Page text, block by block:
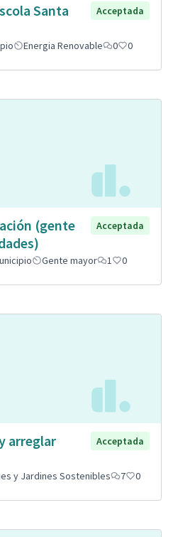
Santa
Acceptada
Energia Renovable 0 0
(gente
Acceptada
Gente mayor 1 0
arreglar
Acceptada
y Jardines Sostenibles 7 0